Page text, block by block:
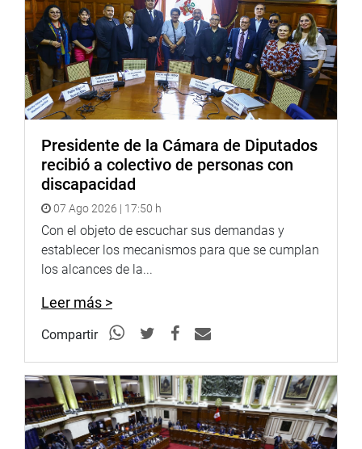
y redes sociales.
http://www.congreso.gob.pe/
Facebook:https://www.facebook.com/
fref=ts
Twitter:https://twitter.com/congresoperu< https://
Youtube:http://www.youtube.com/congresoperu<http://
Sistema de Archivo Fotográfico
(SAF):http://www4.congreso.gob.pe/fotografia.asp
Presidente de la Cámara de Diputados
recibió a colectivo de personas con
discapacidad
07 Ago 2026 | 17:50 h
Con el objeto de escuchar sus demandas y
establecer los mecanismos para que se cumplan
los alcances de la...
Leer más >
Compartir